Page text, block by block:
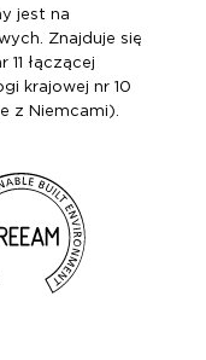
jest na
Znajduje się
łączącej
krajowej nr 10
z Niemcami).